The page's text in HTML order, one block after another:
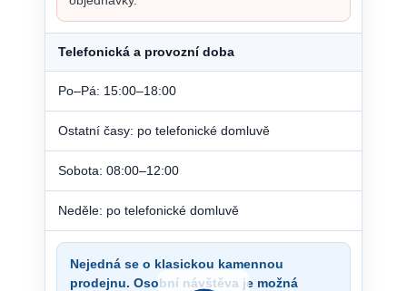
Telefonická a provozní doba
Po–Pá: 15:00–18:00
Ostatní časy: po telefonické domluvě
Sobota: 08:00–12:00
Neděle: po telefonické domluvě
Nejedná se o klasickou kamennou
prodejnu. Osobní návštěva je možná